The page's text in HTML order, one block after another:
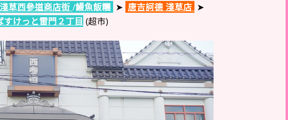
淺草西參道商店街 /鰻魚飯糰 ➤ 唐吉訶德 淺草店 ➤
すけっと雷門２丁目 (超市)